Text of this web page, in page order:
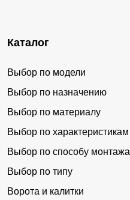
Каталог
Выбор по модели
Выбор по назначению
Выбор по материалу
Выбор по характеристикам
Выбор по способу монтажа
Выбор по типу
Ворота и калитки